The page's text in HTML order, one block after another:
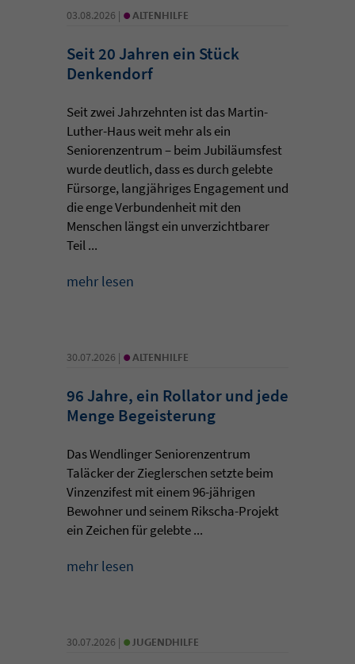
03.08.2026 | • ALTENHILFE
Seit 20 Jahren ein Stück
Denkendorf
Seit zwei Jahrzehnten ist das Martin-
Luther-Haus weit mehr als ein
Seniorenzentrum – beim Jubiläumsfest
wurde deutlich, dass es durch gelebte
Fürsorge, langjähriges Engagement und
die enge Verbundenheit mit den
Menschen längst ein unverzichtbarer
Teil ...
mehr lesen
30.07.2026 | • ALTENHILFE
96 Jahre, ein Rollator und jede
Menge Begeisterung
Das Wendlinger Seniorenzentrum
Taläcker der Zieglerschen setzte beim
Vinzenzifest mit einem 96-jährigen
Bewohner und seinem Rikscha-Projekt
ein Zeichen für gelebte ...
mehr lesen
30.07.2026 | • JUGENDHILFE